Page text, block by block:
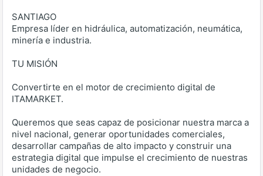
SANTIAGO
Empresa líder en hidráulica, automatización, neumática,
minería e industria.
TU MISIÓN
Convertirte en el motor de crecimiento digital de
ITAMARKET.
Queremos que seas capaz de posicionar nuestra marca a
nivel nacional, generar oportunidades comerciales,
desarrollar campañas de alto impacto y construir una
estrategia digital que impulse el crecimiento de nuestras
unidades de negocio.